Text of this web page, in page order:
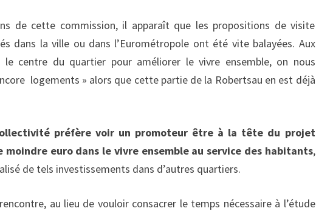
de cette commission, il apparaît que les propositions de visite
dans la ville ou dans l’Eurométropole ont été vite balayées. Aux
le centre du quartier pour améliorer le vivre ensemble, on nous
logements » alors que cette partie de la Robertsau en est déjà
préfère voir un promoteur être à la tête du projet
euro dans le vivre ensemble au service des habitants,
de tels investissements dans d’autres quartiers.
au lieu de vouloir consacrer le temps nécessaire à l’étude